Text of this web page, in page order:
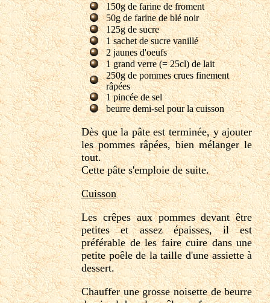
150g de farine de froment
50g de farine de blé noir
125g de sucre
1 sachet de sucre vanillé
2 jaunes d'oeufs
1 grand verre (= 25cl) de lait
250g de pommes crues finement
râpées
1 pincée de sel
beurre demi-sel pour la cuisson
Dès que la pâte est terminée, y ajouter
les pommes râpées, bien mélanger le
tout.
Cette pâte s'emploie de suite.
Cuisson
Les crêpes aux pommes devant être
petites et assez épaisses, il est
préférable de les faire cuire dans une
petite poêle de la taille d'une assiette à
dessert.
Chauffer une grosse noisette de beurre